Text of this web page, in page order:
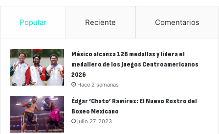
Popular Reciente Comentarios
México alcanza 126 medallas y lidera el
medallero de los Juegos Centroamericanos
2026
Hace 2 semanas
Édgar ‘Chato’ Ramírez: El Nuevo Rostro del
Boxeo Mexicano
julio 27, 2023